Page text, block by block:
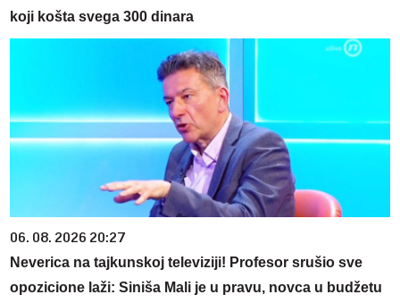
koji košta svega 300 dinara
06. 08. 2026 20:27
Neverica na tajkunskoj televiziji! Profesor srušio sve
opozicione laži: Siniša Mali je u pravu, novca u budžetu